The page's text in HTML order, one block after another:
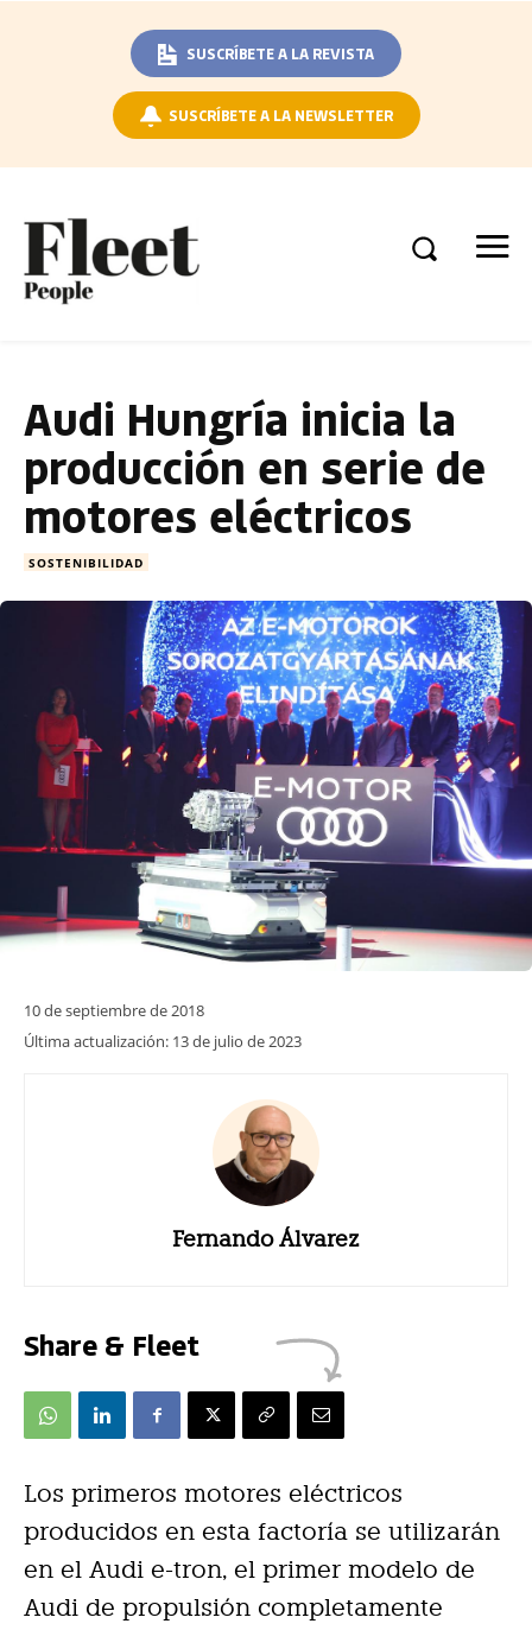
SUSCRÍBETE A LA REVISTA
SUSCRÍBETE A LA NEWSLETTER
Audi Hungría inicia la
producción en serie de
motores eléctricos
SOSTENIBILIDAD
10 de septiembre de 2018
Última actualización: 13 de julio de 2023
Fernando Álvarez
Share & Fleet
Los primeros motores eléctricos
producidos en esta factoría se utilizarán
en el Audi e-tron, el primer modelo de
Audi de propulsión completamente